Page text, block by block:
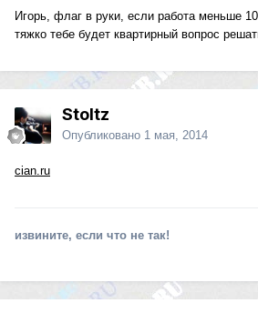
Игорь, флаг в руки, если работа меньше
тяжко тебе будет квартирный вопрос
Stoltz
Опубликовано 1 мая, 2014
cian.ru
извините, если что не так!